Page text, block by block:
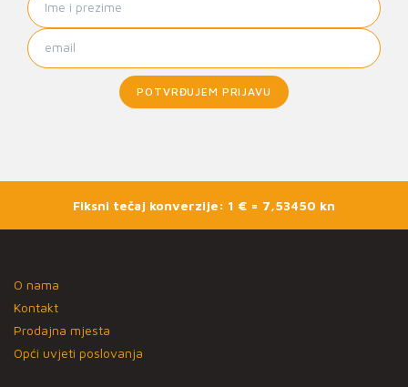
POTVRĐUJEM PRIJAVU
Fiksni tečaj konverzije: 1 € = 7,53450 kn
O nama
Kontakt
Prodajna mjesta
Opći uvjeti poslovanja